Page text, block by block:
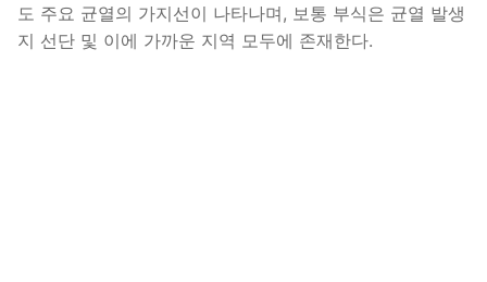
도 주요 균열의 가지선이 나타나며, 보통 부식은 균열 발생
지 선단 및 이에 가까운 지역 모두에 존재한다.